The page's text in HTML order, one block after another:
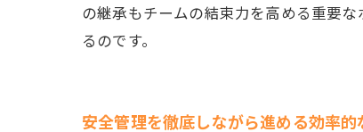
の継承もチームの結束力を高める重要
るのです。
安全管理を徹底しながら進める効率